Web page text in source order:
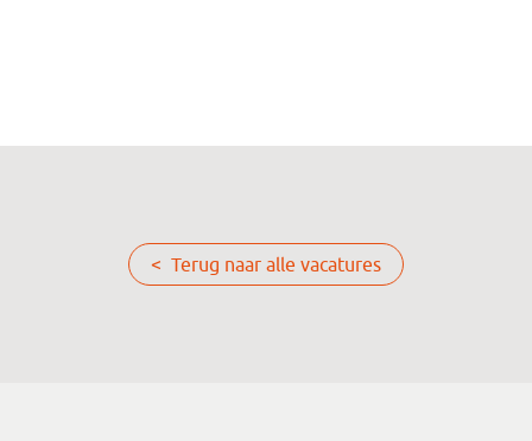
< Terug naar alle vacatures